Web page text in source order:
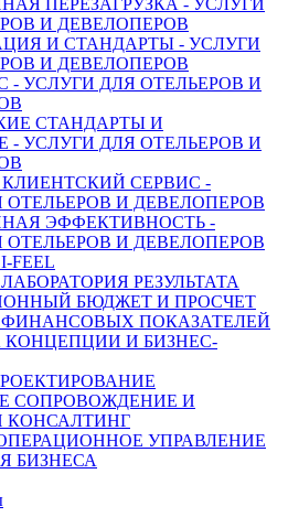
ПЕРЕЗАГРУЗКА - УСЛУГИ
И ДЕВЕЛОПЕРОВ
И СТАНДАРТЫ - УСЛУГИ
И ДЕВЕЛОПЕРОВ
- УСЛУГИ ДЛЯ ОТЕЛЬЕРОВ И
СТАНДАРТЫ И
- УСЛУГИ ДЛЯ ОТЕЛЬЕРОВ И
СЕРВИС -
ОТЕЛЬЕРОВ И ДЕВЕЛОПЕРОВ
ЭФФЕКТИВНОСТЬ -
ОТЕЛЬЕРОВ И ДЕВЕЛОПЕРОВ
РЕЗУЛЬТАТА
БЮДЖЕТ И ПРОСЧЕТ
ПОКАЗАТЕЛЕЙ
КОНЦЕПЦИИ И БИЗНЕС-
СОПРОВОЖДЕНИЕ И
КОНСАЛТИНГ
УПРАВЛЕНИЕ
БИЗНЕСА